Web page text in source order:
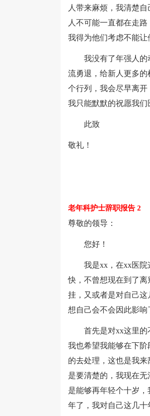
人带来麻烦，我清楚
人不可能一直都在走
我得为他们考虑不能让
我没有了年强人的动
流勇退，给新人更多
个行列，我会尽早离
我只能默默的祝愿我们
此致
敬礼！
老年科护士辞职报告 2
尊敬的领导：
您好！
我是xx，在xx医院这
快，不曾想现在到了
挂，又或者是对自己
想自己会不会因此影响
首先是对xx这里的不
我也希望我能够在下
的去处理，这也是我
是要清楚的，我现在
是能够再年轻个十岁
年了，我对自己这几十